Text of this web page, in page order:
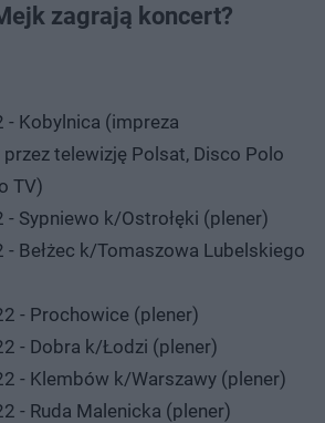
zagrają koncert?
- Kobylnica (impreza
telewizję Polsat, Disco Polo
TV)
- Sypniewo k/Ostrołęki (plener)
- Bełżec k/Tomaszowa Lubelskiego
- Prochowice (plener)
- Dobra k/Łodzi (plener)
- Klembów k/Warszawy (plener)
- Ruda Malenicka (plener)